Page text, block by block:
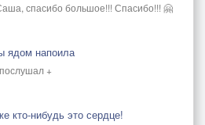
спасибо большое!!! Спасибо!!! 🤗
ядом напоила
+
кто-нибудь это сердце!